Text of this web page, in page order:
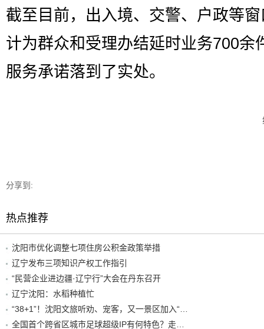
截至目前，出入境、交警、户政等
计为群众和受理办结延时业务700余
服务承诺落到了实处。
分享到:
热点推荐
沈阳市优化调整七项住房公积金政策举措
辽宁发布三项知识产权工作指引
“民营企业进边疆·辽宁行”大会在丹东召开
辽宁沈阳：水稻种植忙